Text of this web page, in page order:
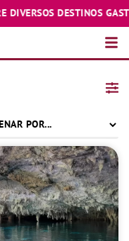
DESTINOS